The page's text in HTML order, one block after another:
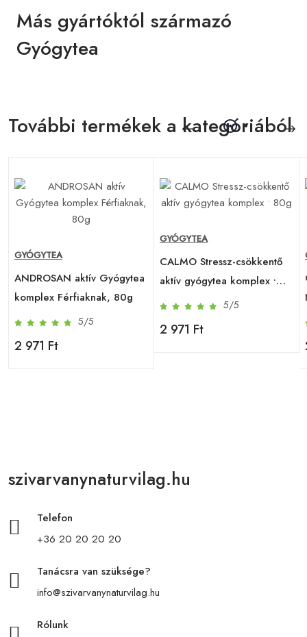
Más gyártóktól származó
Gyógytea
További termékek a kategóriából
GYÓGYTEA
ANDROSAN aktív Gyógytea
komplex Férfiaknak, 80g
5/5
2 971 Ft
GYÓGYTEA
CALMO Stressz-csökkentő
aktív gyógytea komplex •
80g
5/5
2 971 Ft
szivarvanynaturvilag.hu
Telefon
+36 20 20 20 20
Tanácsra van szüksége?
info@szivarvanynaturvilag.hu
Rólunk